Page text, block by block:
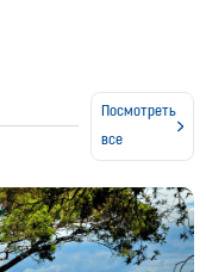
Посмотреть
все